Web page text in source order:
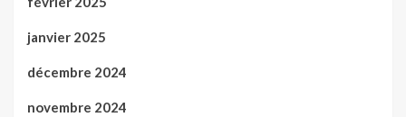
janvier 2025
décembre 2024
novembre 2024